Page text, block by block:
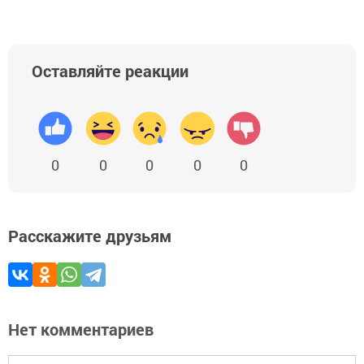
Оставляйте реакции
0 0 0 0 0
Расскажите друзьям
Нет комментариев